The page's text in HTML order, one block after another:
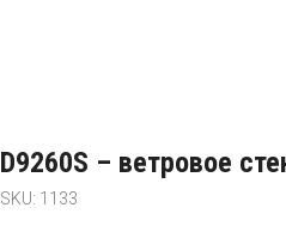
D9260S – ветровое
SKU: 1133